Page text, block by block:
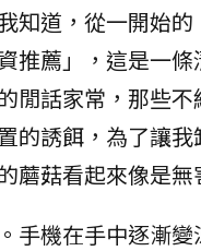
知道，從一開始
推薦」，這是一
閒話家常，那些
的誘餌，為了讓
蘑菇看起來像是無
手機在手中逐漸